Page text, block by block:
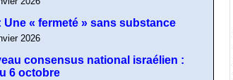
Une « fermeté » sans substance
2026
consensus national israélien :
6 octobre